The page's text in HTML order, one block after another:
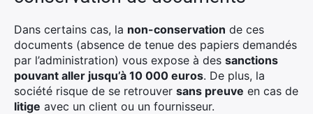
Dans certains cas, la non-conservation de ces
documents (absence de tenue des papiers demandés
par l’administration) vous expose à des sanctions
pouvant aller jusqu’à 10 000 euros. De plus, la
société risque de se retrouver sans preuve en cas de
litige avec un client ou un fournisseur.